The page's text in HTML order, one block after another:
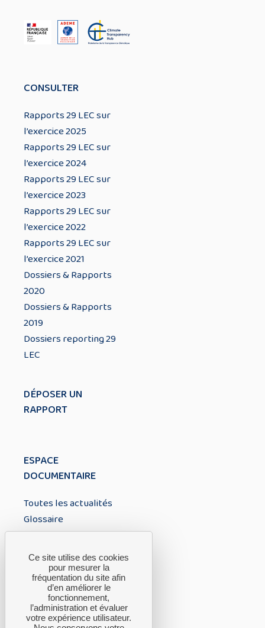
CONSULTER
Rapports 29 LEC sur
l’exercice 2025
Rapports 29 LEC sur
l’exercice 2024
Rapports 29 LEC sur
l’exercice 2023
Rapports 29 LEC sur
l’exercice 2022
Rapports 29 LEC sur
l’exercice 2021
Dossiers & Rapports
2020
Dossiers & Rapports
2019
Dossiers reporting 29
LEC
DÉPOSER UN
RAPPORT
ESPACE
DOCUMENTAIRE
Toutes les actualités
Glossaire
À PROPOS
A propos du CTH
FAQ
Nous contacter
Ce site utilise des cookies
pour mesurer la
fréquentation du site afin
d’en améliorer le
fonctionnement,
l’administration et évaluer
votre expérience utilisateur.